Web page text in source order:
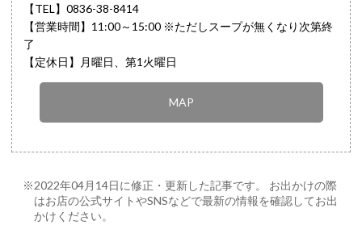
【TEL】 0836-38-8414
【営業時間】11:00～15:00 ※ただしスープが無くなり次第終
了
【定休日】月曜日、第1火曜日
MAP
※2022年04月14日に修正・更新した記事です。 お出かけの際
はお店の公式サイトやSNSなどで最新の情報を確認してお出
かけください。